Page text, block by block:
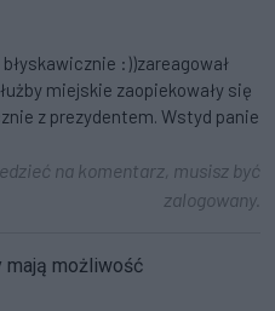
:))zareagował
miejskie zaopiekowały się
z prezydentem. Wstyd panie
na komentarz, musisz być
zalogowany.
mają możliwość